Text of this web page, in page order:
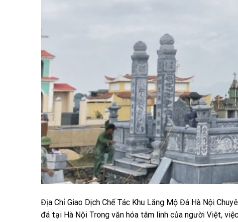
Địa Chỉ Giao Dịch Chế Tác Khu Lăng Mộ Đá Hà Nội
đá tại Hà Nội Trong văn hóa tâm linh của người Việt,